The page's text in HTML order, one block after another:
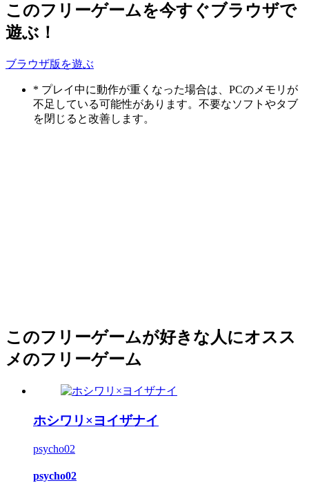
このフリーゲームを今すぐブラウザで
遊ぶ！
ブラウザ版を遊ぶ
* プレイ中に動作が重くなった場合は、PCのメモリが
不足している可能性があります。不要なソフトやタブ
を閉じると改善します。
このフリーゲームが好きな人にオスス
メのフリーゲーム
ホシワリ×ヨイザナイ
psycho02
psycho02